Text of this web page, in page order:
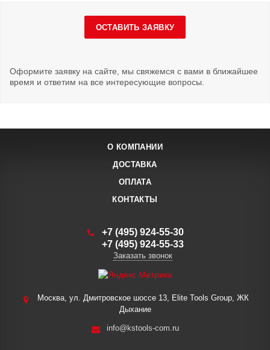
ОСТАВИТЬ ЗАЯВКУ
Оформите заявку на сайте, мы свяжемся с вами в ближайшее
время и ответим на все интересующие вопросы.
О КОМПАНИИ
ДОСТАВКА
ОПЛАТА
КОНТАКТЫ
+7 (495) 924-55-30
+7 (495) 924-55-33
Заказать звонок
Москва, ул. Дмитровское шоссе 13, Elite Tools Group, ЖК
Дыхание
info@kstools-com.ru